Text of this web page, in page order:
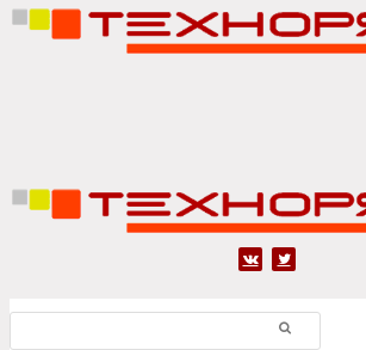
 